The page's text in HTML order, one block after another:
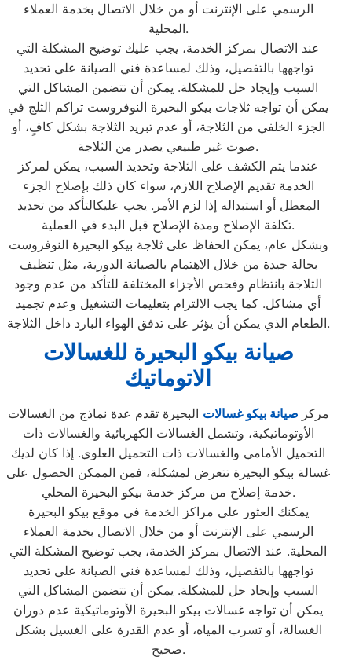
الرسمي على الإنترنت أو من خلال الاتصال بخدمة العملاء
المحلية.
عند الاتصال بمركز الخدمة، يجب عليك توضيح المشكلة التي
تواجهها بالتفصيل، وذلك لمساعدة فني الصيانة على تحديد
السبب وإيجاد حل للمشكلة. يمكن أن تتضمن المشاكل التي
يمكن أن تواجه ثلاجات بيكو البحيرة النوفروست تراكم الثلج في
الجزء الخلفي من الثلاجة، أو عدم تبريد الثلاجة بشكل كافٍ، أو
صوت غير طبيعي يصدر من الثلاجة.
عندما يتم الكشف على الثلاجة وتحديد السبب، يمكن لمركز
الخدمة تقديم الإصلاح اللازم، سواء كان ذلك بإصلاح الجزء
المعطل أو استبداله إذا لزم الأمر. يجب عليكالتأكد من تحديد
تكلفة الإصلاح ومدة الإصلاح قبل البدء في العملية.
وبشكل عام، يمكن الحفاظ على ثلاجة بيكو البحيرة النوفروست
بحالة جيدة من خلال الاهتمام بالصيانة الدورية، مثل تنظيف
الثلاجة بانتظام وفحص الأجزاء المختلفة للتأكد من عدم وجود
أي مشاكل. كما يجب الالتزام بتعليمات التشغيل وعدم تجميد
الطعام الذي يمكن أن يؤثر على تدفق الهواء البارد داخل الثلاجة.
صيانة بيكو البحيرة للغسالات
الاتوماتيك
مركز صيانة بيكو غسالات البحيرة تقدم عدة نماذج من الغسالات
الأوتوماتيكية، وتشمل الغسالات الكهربائية والغسالات ذات
التحميل الأمامي والغسالات ذات التحميل العلوي. إذا كان لديك
غسالة بيكو البحيرة تتعرض لمشكلة، فمن الممكن الحصول على
خدمة إصلاح من مركز خدمة بيكو البحيرة المحلي.
يمكنك العثور على مراكز الخدمة في موقع بيكو البحيرة
الرسمي على الإنترنت أو من خلال الاتصال بخدمة العملاء
المحلية. عند الاتصال بمركز الخدمة، يجب توضيح المشكلة التي
تواجهها بالتفصيل، وذلك لمساعدة فني الصيانة على تحديد
السبب وإيجاد حل للمشكلة. يمكن أن تتضمن المشاكل التي
يمكن أن تواجه غسالات بيكو البحيرة الأوتوماتيكية عدم دوران
الغسالة، أو تسرب المياه، أو عدم القدرة على الغسيل بشكل
صحيح.